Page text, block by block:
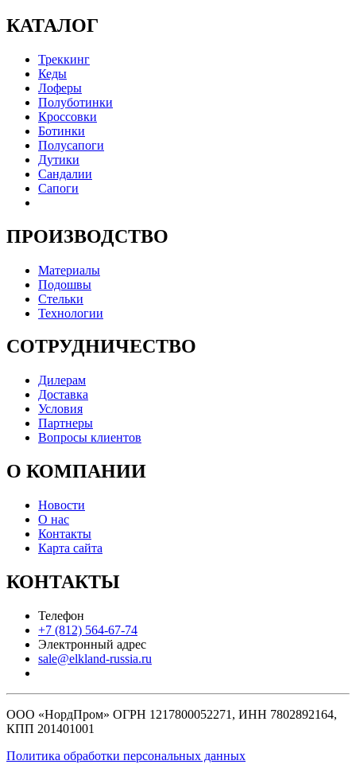
КАТАЛОГ
Треккинг
Кеды
Лоферы
Полуботинки
Кроссовки
Ботинки
Полусапоги
Дутики
Сандалии
Сапоги
ПРОИЗВОДСТВО
Материалы
Подошвы
Стельки
Технологии
СОТРУДНИЧЕСТВО
Дилерам
Доставка
Условия
Партнеры
Вопросы клиентов
О КОМПАНИИ
Новости
О нас
Контакты
Карта сайта
КОНТАКТЫ
Телефон
+7 (812) 564-67-74
Электронный адрес
sale@elkland-russia.ru
ООО «НордПром» ОГРН 1217800052271, ИНН 7802892164,
КПП 201401001
Политика обработки персональных данных